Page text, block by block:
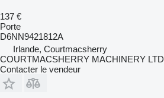
137 €
Porte
D6NN9421812A
Irlande, Courtmacsherry
COURTMACSHERRY MACHINERY LTD
Contacter le vendeur